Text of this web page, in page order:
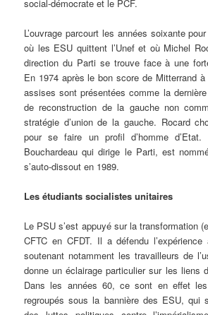
social-démocrate et le PCF.
L’ouvrage parcourt les années soixante
où les ESU quittent l’Unef et où Michel
direction du Parti se trouve face à une
En 1974 après le bon score de Mitterrand
assises sont présentées comme la
de reconstruction de la gauche non
stratégie d’union de la gauche. Rocard
pour se faire un profil d’homme d’Etat.
Bouchardeau qui dirige le Parti, est
s’auto-dissout en 1989.
Les étudiants socialistes unitaires
Le PSU s’est appuyé sur la transformation
CFTC en CFDT. Il a défendu l’expérience
soutenant notamment les travailleurs de
donne un éclairage particulier sur les liens
Dans les années 60, ce sont en effet
regroupés sous la bannière des ESU,